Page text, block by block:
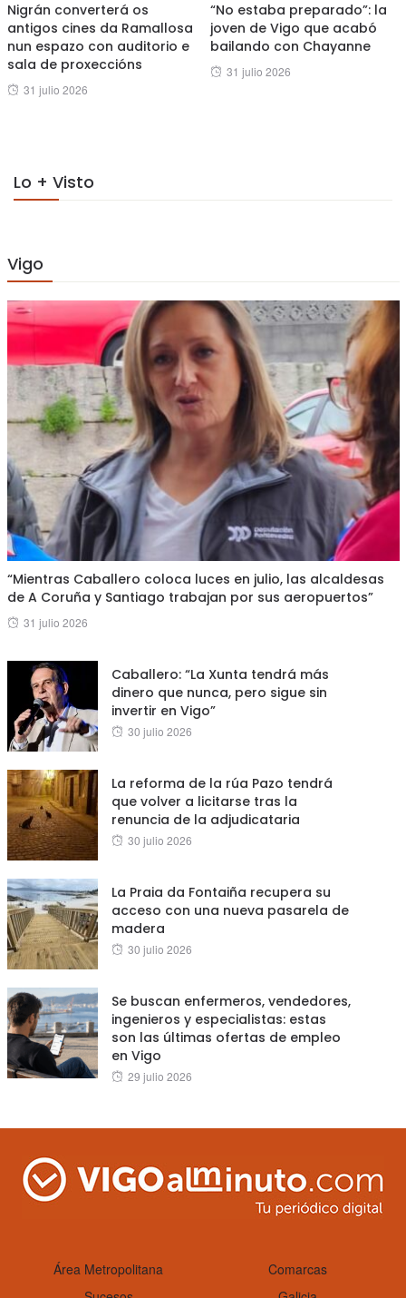
Nigrán converterá os
antigos cines da Ramallosa
nun espazo con auditorio e
sala de proxeccións
Posted
31 julio 2026
“No estaba preparado”: la
joven de Vigo que acabó
bailando con Chayanne
Posted
31 julio 2026
Lo + Visto
Vigo
“Mientras Caballero coloca luces en julio, las alcaldesas
de A Coruña y Santiago trabajan por sus aeropuertos”
Posted
31 julio 2026
Caballero: “La Xunta tendrá más
dinero que nunca, pero sigue sin
invertir en Vigo”
Posted
30 julio 2026
La reforma de la rúa Pazo tendrá
que volver a licitarse tras la
renuncia de la adjudicataria
Posted
30 julio 2026
La Praia da Fontaiña recupera su
acceso con una nueva pasarela de
madera
Posted
30 julio 2026
Se buscan enfermeros, vendedores,
ingenieros y especialistas: estas
son las últimas ofertas de empleo
en Vigo
Posted
29 julio 2026
Área Metropolitana
Comarcas